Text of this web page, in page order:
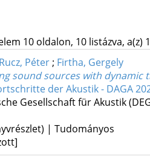
10 oldalon, 10 listázva, a(z)
Rucz, Péter; Firtha, Gergely
sound sources with dynamic
der Akustik - DAGA
Gesellschaft für Akustik
| Tudományos